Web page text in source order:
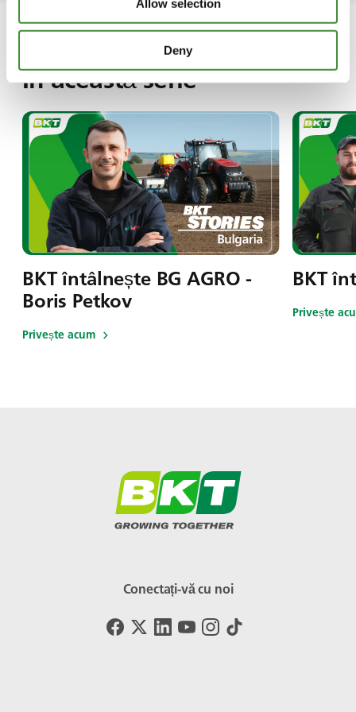
Allow selection
Deny
În această serie
BKT întâlnește BG AGRO -
Boris Petkov
Privește acum
BKT
Privește
Conectați-vă cu noi